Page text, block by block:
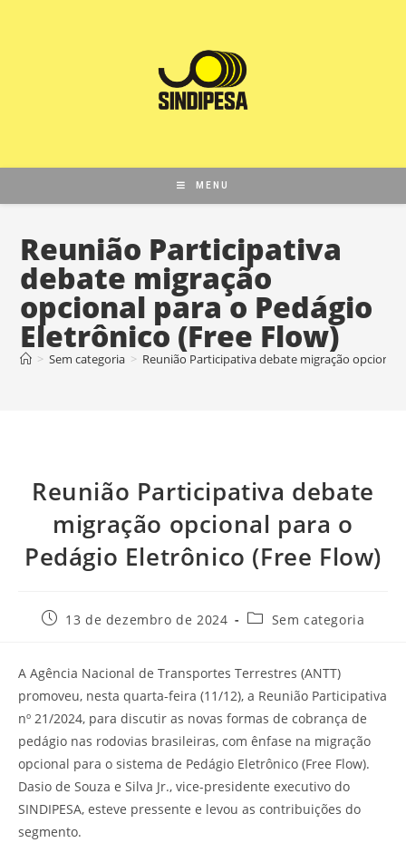
MENU
Reunião Participativa
debate migração
opcional para o Pedágio
Eletrônico (Free Flow)
> Sem categoria > Reunião Participativa debate migração opcional
Reunião Participativa debate
migração opcional para o
Pedágio Eletrônico (Free Flow)
13 de dezembro de 2024 Sem categoria
A Agência Nacional de Transportes Terrestres (ANTT)
promoveu, nesta quarta-feira (11/12), a Reunião Participativa
nº 21/2024, para discutir as novas formas de cobrança de
pedágio nas rodovias brasileiras, com ênfase na migração
opcional para o sistema de Pedágio Eletrônico (Free Flow).
Dasio de Souza e Silva Jr., vice-presidente executivo do
SINDIPESA, esteve pressente e levou as contribuições do
segmento.